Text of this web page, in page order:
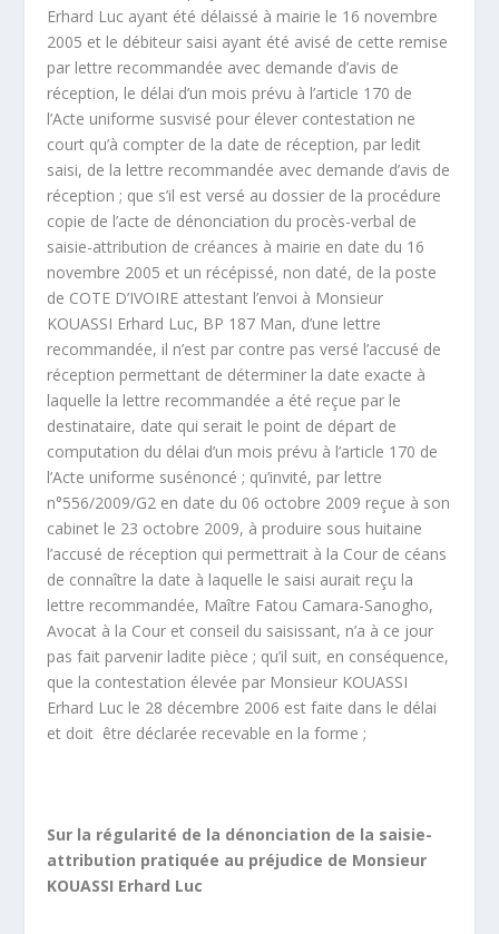
Erhard Luc ayant été délaissé à mairie le 16 novembre
2005 et le débiteur saisi ayant été avisé de cette remise
par lettre recommandée avec demande d’avis de
réception, le délai d’un mois prévu à l’article 170 de
l’Acte uniforme susvisé pour élever contestation ne
court qu’à compter de la date de réception, par ledit
saisi, de la lettre recommandée avec demande d’avis de
réception ; que s’il est versé au dossier de la procédure
copie de l’acte de dénonciation du procès-verbal de
saisie-attribution de créances à mairie en date du 16
novembre 2005 et un récépissé, non daté, de la poste
de COTE D’IVOIRE attestant l’envoi à Monsieur
KOUASSI Erhard Luc, BP 187 Man, d’une lettre
recommandée, il n’est par contre pas versé l’accusé de
réception permettant de déterminer la date exacte à
laquelle la lettre recommandée a été reçue par le
destinataire, date qui serait le point de départ de
computation du délai d’un mois prévu à l’article 170 de
l’Acte uniforme susénoncé ; qu’invité, par lettre
n°556/2009/G2 en date du 06 octobre 2009 reçue à son
cabinet le 23 octobre 2009, à produire sous huitaine
l’accusé de réception qui permettrait à la Cour de céans
de connaître la date à laquelle le saisi aurait reçu la
lettre recommandée, Maître Fatou Camara-Sanogho,
Avocat à la Cour et conseil du saisissant, n’a à ce jour
pas fait parvenir ladite pièce ; qu’il suit, en conséquence,
que la contestation élevée par Monsieur KOUASSI
Erhard Luc le 28 décembre 2006 est faite dans le délai
et doit être déclarée recevable en la forme ;
Sur la régularité de la dénonciation de la saisie-
attribution pratiquée au préjudice de Monsieur
KOUASSI Erhard Luc